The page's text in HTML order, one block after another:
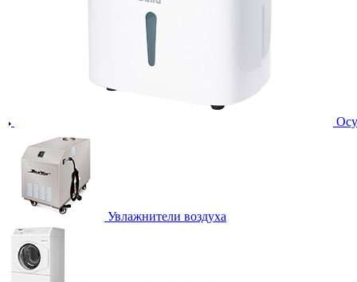
Увлажнители воздуха